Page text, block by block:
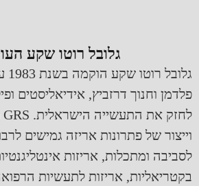
גלובל רוטו שקע
פלדמן וחנוך דרזביץ, אידיאליסטים
וייצור של פתרונות אריזה גמישים
לסביבה ומתכלות, אריזות
בקטריאליות, אריזות לתעשיות